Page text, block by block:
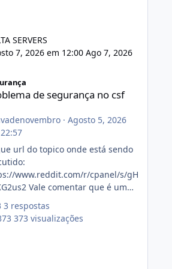
SERVERS
7, 2026 em 12:00 Ago 7, 2026
no csf
de segurança no csf
· Agosto 5, 2026
url do topico onde está sendo
www.reddit.com/r/cpanel/s/gH
Vale comentar que é um
no da.
3 respostas
373 visualizações